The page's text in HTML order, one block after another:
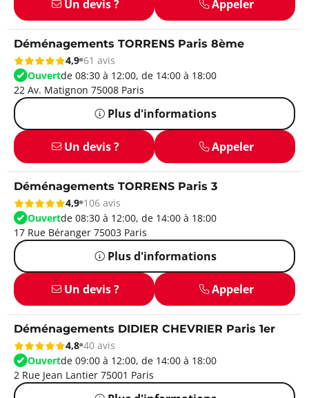
Un devis ? Appeler
Déménagements TORRENS Paris 8ème
4,9 61 avis
Ouvertde 08:30 à 12:00, de 14:00 à 18:00
22 Av. Matignon 75008 Paris
Plus d'informations
Un devis ? Appeler
Déménagements TORRENS Paris 3
4,9 106 avis
Ouvertde 08:30 à 12:00, de 14:00 à 18:00
17 Rue Béranger 75003 Paris
Plus d'informations
Un devis ? Appeler
Déménagements DIDIER CHEVRIER Paris 1er
4,8 40 avis
Ouvertde 09:00 à 12:00, de 14:00 à 18:00
2 Rue Jean Lantier 75001 Paris